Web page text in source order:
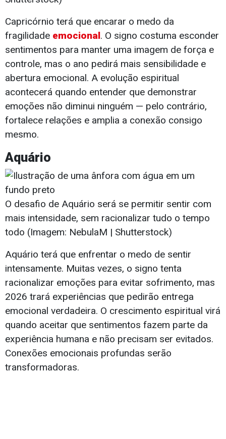
Capricórnio terá que encarar o medo da
fragilidade emocional. O signo costuma esconder
sentimentos para manter uma imagem de força e
controle, mas o ano pedirá mais sensibilidade e
abertura emocional. A evolução espiritual
acontecerá quando entender que demonstrar
emoções não diminui ninguém — pelo contrário,
fortalece relações e amplia a conexão consigo
mesmo.
Aquário
O desafio de Aquário será se permitir sentir com
mais intensidade, sem racionalizar tudo o tempo
todo (Imagem: NebulaM | Shutterstock)
Aquário terá que enfrentar o medo de sentir
intensamente. Muitas vezes, o signo tenta
racionalizar emoções para evitar sofrimento, mas
2026 trará experiências que pedirão entrega
emocional verdadeira. O crescimento espiritual virá
quando aceitar que sentimentos fazem parte da
experiência humana e não precisam ser evitados.
Conexões emocionais profundas serão
transformadoras.